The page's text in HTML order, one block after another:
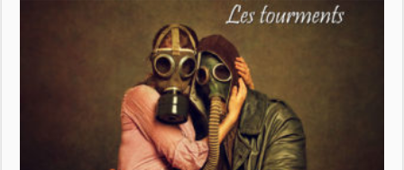
TIME
du
23
Mai